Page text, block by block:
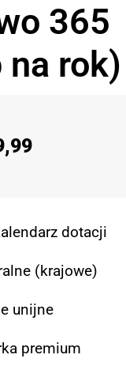
365
na rok)
dotacji
(krajowe)
unijne
premium